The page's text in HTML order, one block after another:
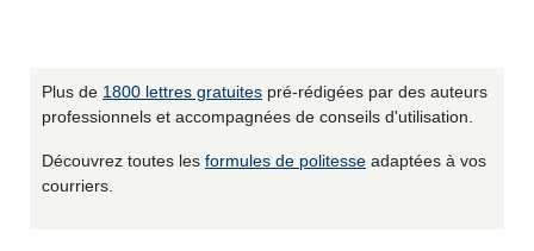
Plus de 1800 lettres gratuites pré-rédigées par des auteurs
professionnels et accompagnées de conseils d'utilisation.
Découvrez toutes les formules de politesse adaptées à vos
courriers.